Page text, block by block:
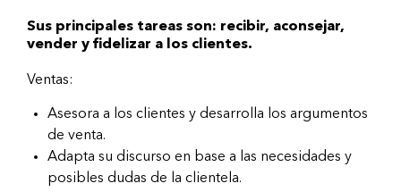
Sus principales tareas son: recibir, aconsejar,
vender y fidelizar a los clientes.
Ventas:
Asesora a los clientes y desarrolla los argumentos
de venta.
Adapta su discurso en base a las necesidades y
posibles dudas de la clientela.